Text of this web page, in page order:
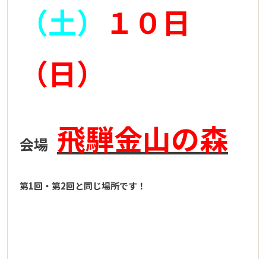
（土） １０日
（日）
会場 飛騨金山の森
第1回・第2回と同じ場所です！